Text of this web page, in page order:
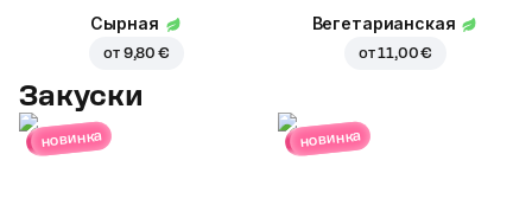
Сырная
от 9,80 €
Вегетарианская
от11,00 €
Закуски
новинка новинка